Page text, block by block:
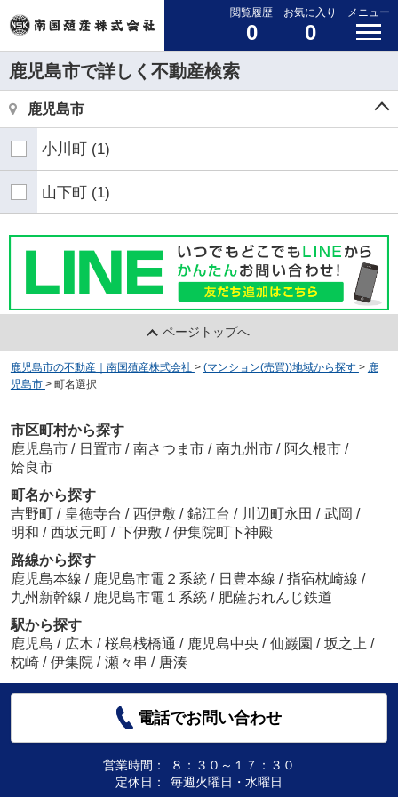
閲覧履歴
0
お気に入り
0
メニュー
鹿児島市で詳しく不動産検索
鹿児島市
小川町 (1)
山下町 (1)
ページトップへ
鹿児島市の不動産｜南国殖産株式会社 > (マンション(売買))地域から探す > 鹿
児島市 > 町名選択
市区町村から探す
鹿児島市 / 日置市 / 南さつま市 / 南九州市 / 阿久根市 /
姶良市
町名から探す
吉野町 / 皇徳寺台 / 西伊敷 / 錦江台 / 川辺町永田 / 武岡 /
明和 / 西坂元町 / 下伊敷 / 伊集院町下神殿
路線から探す
鹿児島本線 / 鹿児島市電２系統 / 日豊本線 / 指宿枕崎線 /
九州新幹線 / 鹿児島市電１系統 / 肥薩おれんじ鉄道
駅から探す
鹿児島 / 広木 / 桜島桟橋通 / 鹿児島中央 / 仙巌園 / 坂之上 /
枕崎 / 伊集院 / 瀬々串 / 唐湊
電話でお問い合わせ
営業時間：
８：３０～１７：３０
定休日：
毎週火曜日・水曜日